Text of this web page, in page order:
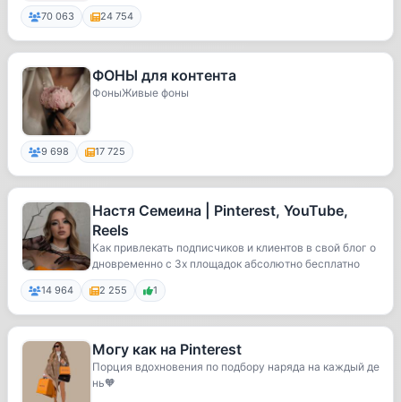
70 063 24 754
ФОНЫ для контента
ФоныЖивые фоны
9 698 17 725
Настя Семеина | Pinterest, YouTube,
Reels
Как привлекать подписчиков и клиентов в свой блог о
дновременно с 3х площадок абсолютно бесплатно
14 964 2 255 1
Могу как на Pinterest
Порция вдохновения по подбору наряда на каждый де
нь🧡